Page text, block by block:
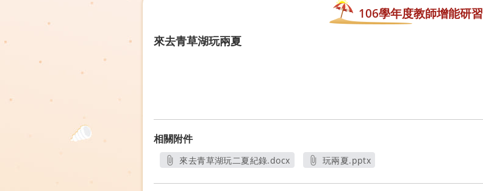
106學年度教師增能研習
來去青草湖玩兩夏
相關附件
來去青草湖玩二夏紀錄.docx
玩兩夏.pptx